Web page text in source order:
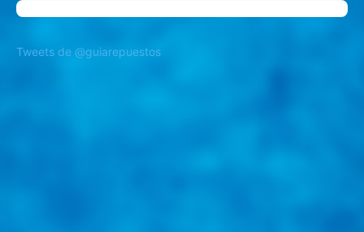
Tweets de @guiarepuestos